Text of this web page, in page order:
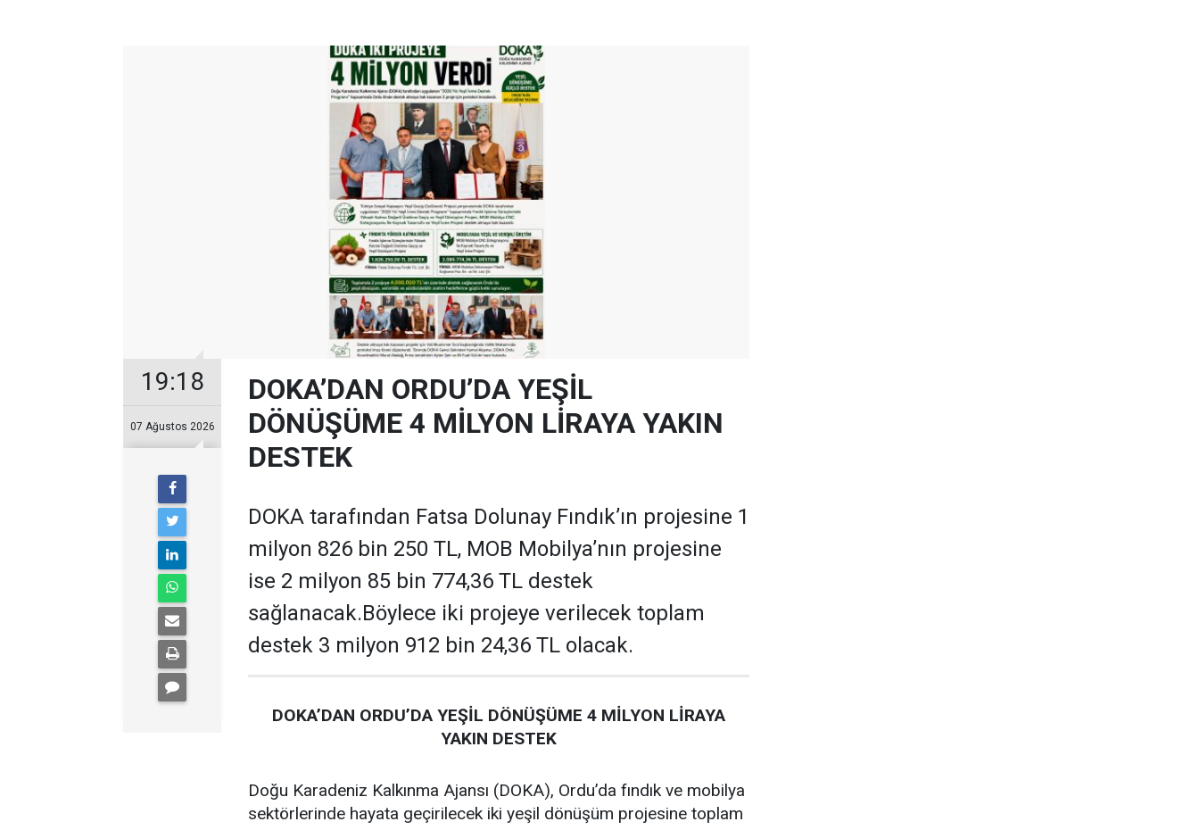
19:18
07 Ağustos 2026
DOKA’DAN ORDU’DA YEŞİL
DÖNÜŞÜME 4 MİLYON LİRAYA YAKIN
DESTEK
DOKA tarafından Fatsa Dolunay Fındık’ın projesine 1
milyon 826 bin 250 TL, MOB Mobilya’nın projesine
ise 2 milyon 85 bin 774,36 TL destek
sağlanacak.Böylece iki projeye verilecek toplam
destek 3 milyon 912 bin 24,36 TL olacak.
DOKA’DAN ORDU’DA YEŞİL DÖNÜŞÜME 4 MİLYON LİRAYA
YAKIN DESTEK
Doğu Karadeniz Kalkınma Ajansı (DOKA), Ordu’da fındık ve mobilya
sektörlerinde hayata geçirilecek iki yeşil dönüşüm projesine toplam